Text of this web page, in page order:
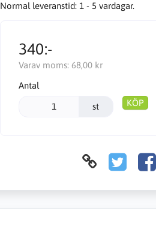
Normal leveranstid: 1 - 5 vardagar.
340:-
Varav moms: 68,00 kr
Antal
st KÖP